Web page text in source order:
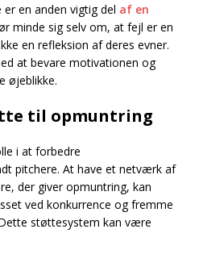
en anden vigtig del af en
minde sig selv om, at fejl er en
en refleksion af deres evner.
at bevare motivationen og
øjeblikke.
til opmuntring
i at forbedre
pitchere. At have et netværk af
der giver opmuntring, kan
ved konkurrence og fremme
støttesystem kan være